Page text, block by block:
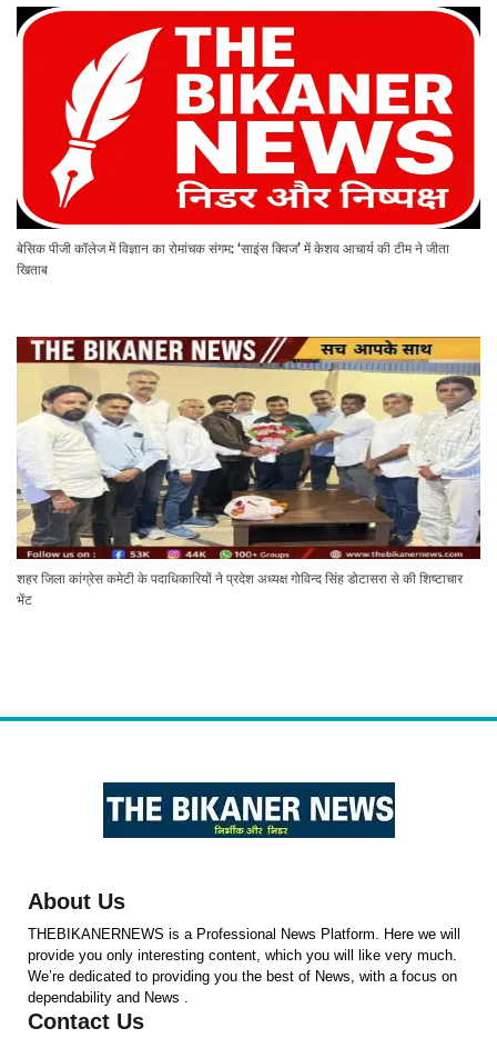
बेसिक पीजी कॉलेज में विज्ञान का रोमांचक संगम: ‘साइंस क्विज’ में केशव आचार्य की टीम ने जीता
खिताब
शहर जिला कांग्रेस कमेटी के पदाधिकारियों ने प्रदेश अध्यक्ष गोविन्द सिंह डोटासरा से की शिष्टाचार
भेंट
About Us
THEBIKANERNEWS is a Professional News Platform. Here we will
provide you only interesting content, which you will like very much.
We’re dedicated to providing you the best of News, with a focus on
dependability and News .
Contact Us